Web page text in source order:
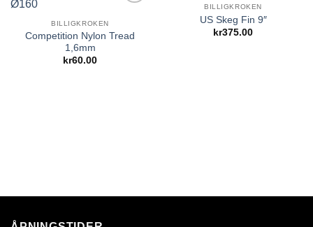
BILLIGKROKEN
Competition Nylon Tread
1,6mm
kr60.00
BILLIGKROKEN
US Skeg Fin 9″
kr375.00